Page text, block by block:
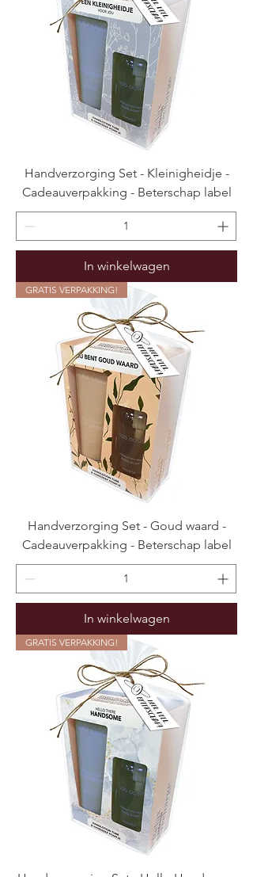
Handverzorging Set - Kleinigheidje -
Cadeauverpakking - Beterschap label
In winkelwagen
GRATIS VERPAKKING!
Handverzorging Set - Goud waard -
Cadeauverpakking - Beterschap label
In winkelwagen
GRATIS VERPAKKING!